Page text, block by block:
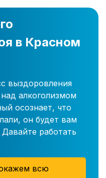
в Красном
выздоровления
алкоголизмом
осознает, что
он будет вам
работать
всю